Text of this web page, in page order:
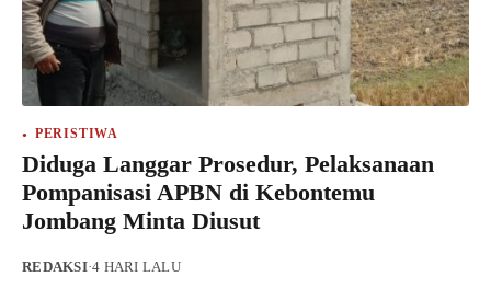
PERISTIWA
Diduga Langgar Prosedur, Pelaksanaan
Pompanisasi APBN di Kebontemu
Jombang Minta Diusut
REDAKSI·4 HARI LALU